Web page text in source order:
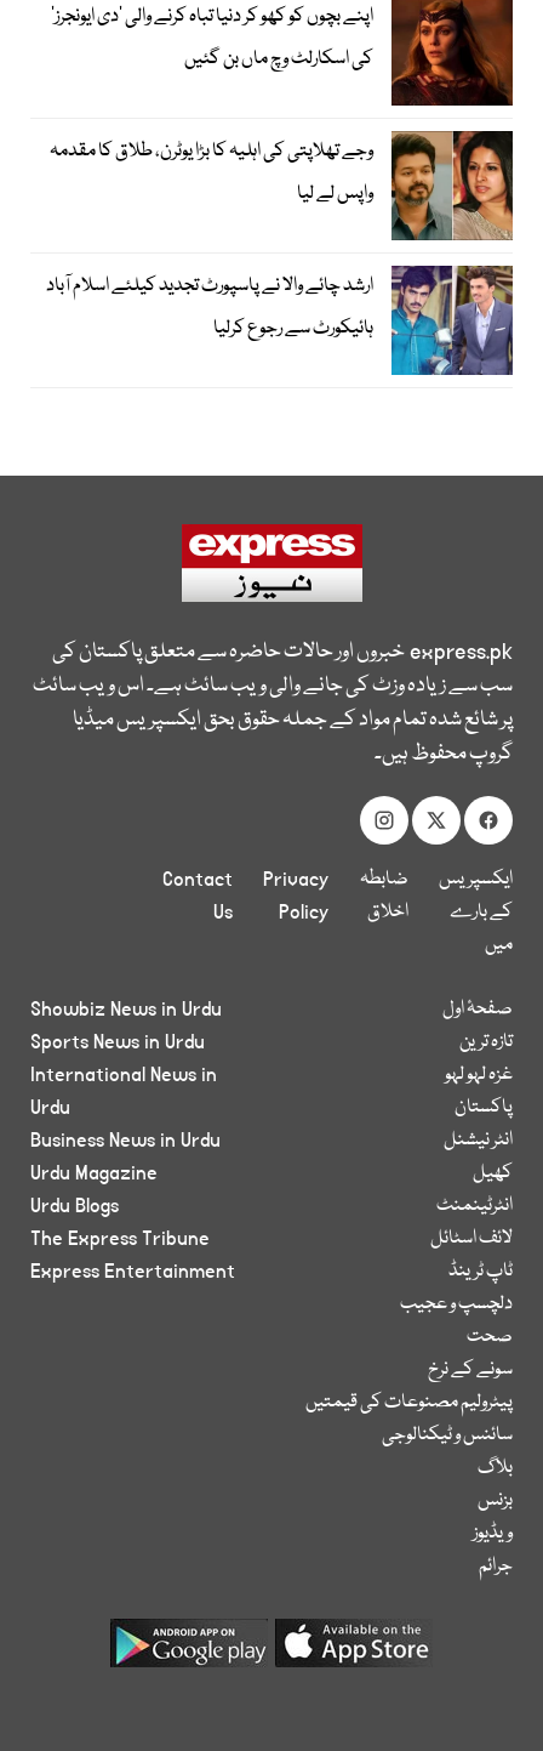
اپنے بچوں کو کھو کر دنیا تباہ کرنے والی ’دی ایونجرز‘
کی اسکارلٹ وچ ماں بن گئیں
وجے تھلاپتی کی اہلیہ کا بڑا یوٹرن، طلاق کا مقدمہ
واپس لے لیا
ارشد چائے والا نے پاسپورٹ تجدید کیلئے اسلام آباد
ہائیکورٹ سے رجوع کرلیا
express.pkخبروں اور حالات حاضرہ سے متعلق پاکستان کی
سب سے زیادہ وزٹ کی جانے والی ویب سائٹ ہے۔ اس ویب سائٹ
پر شائع شدہ تمام مواد کے جملہ حقوق بحق ایکسپریس میڈیا
گروپ محفوظ ہیں۔
ایکسپریس
کے بارے
میں
ضابطہ
اخلاق
Privacy
Policy
Contact
Us
صفحۂ اول
تازہ ترین
غزہ لہو لہو
پاکستان
انٹر نیشنل
کھیل
انٹرٹینمنٹ
لائف اسٹائل
ٹاپ ٹرینڈ
دلچسپ و عجیب
صحت
سونے کے نرخ
پیٹرولیم مصنوعات کی قیمتیں
سائنس و ٹیکنالوجی
بلاگ
بزنس
ویڈیوز
جرائم
Showbiz News in Urdu
Sports News in Urdu
International News in
Urdu
Business News in Urdu
Urdu Magazine
Urdu Blogs
The Express Tribune
Express Entertainment